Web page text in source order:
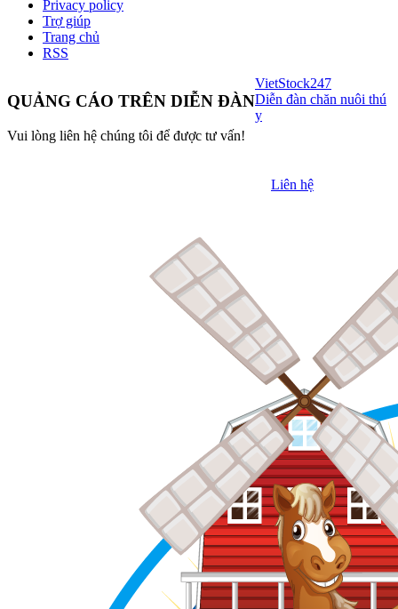
Privacy policy
Trợ giúp
Trang chủ
RSS
QUẢNG CÁO TRÊN DIỄN ĐÀN
Vui lòng liên hệ chúng tôi để được tư vấn!
Liên hệ
VietStock247
Diễn đàn chăn nuôi thú
y